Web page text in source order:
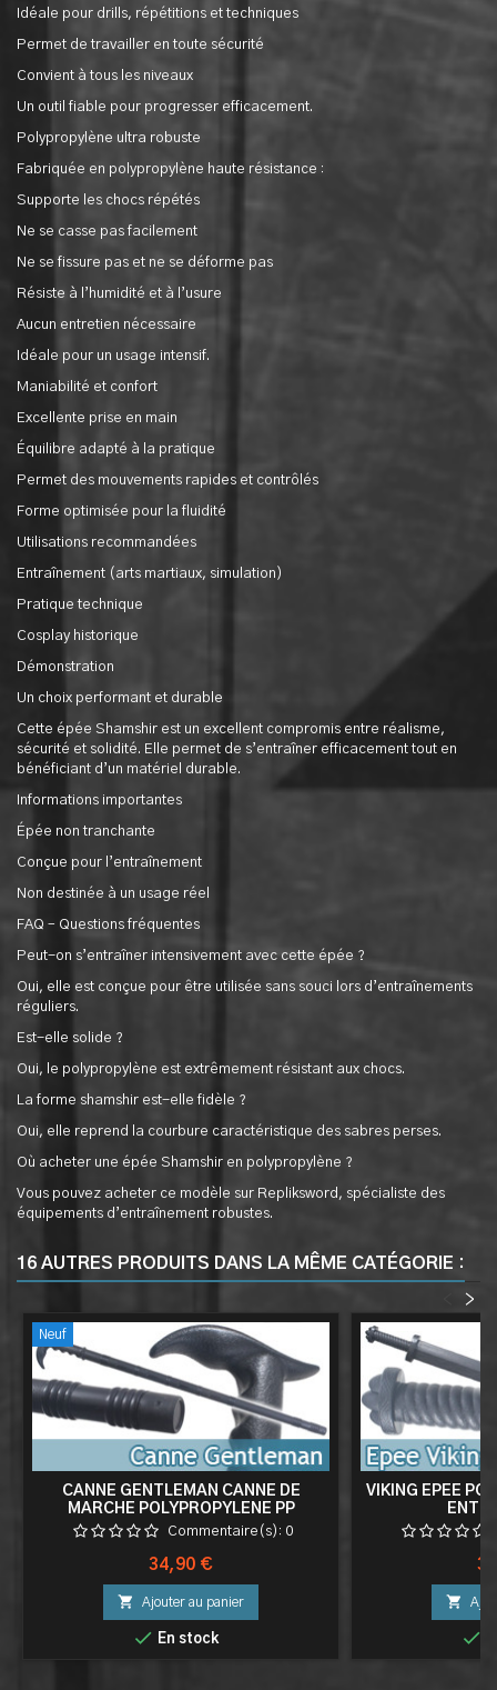
Idéale pour drills, répétitions et techniques
Permet de travailler en toute sécurité
Convient à tous les niveaux
Un outil fiable pour progresser efficacement.
Polypropylène ultra robuste
Fabriquée en polypropylène haute résistance :
Supporte les chocs répétés
Ne se casse pas facilement
Ne se fissure pas et ne se déforme pas
Résiste à l’humidité et à l’usure
Aucun entretien nécessaire
Idéale pour un usage intensif.
Maniabilité et confort
Excellente prise en main
Équilibre adapté à la pratique
Permet des mouvements rapides et contrôlés
Forme optimisée pour la fluidité
Utilisations recommandées
Entraînement (arts martiaux, simulation)
Pratique technique
Cosplay historique
Démonstration
Un choix performant et durable
Cette épée Shamshir est un excellent compromis entre réalisme,
sécurité et solidité. Elle permet de s’entraîner efficacement tout en
bénéficiant d’un matériel durable.
Informations importantes
Épée non tranchante
Conçue pour l’entraînement
Non destinée à un usage réel
FAQ – Questions fréquentes
Peut-on s’entraîner intensivement avec cette épée ?
Oui, elle est conçue pour être utilisée sans souci lors d’entraînements
réguliers.
Est-elle solide ?
Oui, le polypropylène est extrêmement résistant aux chocs.
La forme shamshir est-elle fidèle ?
Oui, elle reprend la courbure caractéristique des sabres perses.
Où acheter une épée Shamshir en polypropylène ?
Vous pouvez acheter ce modèle sur Repliksword, spécialiste des
équipements d’entraînement robustes.
16 AUTRES PRODUITS DANS LA MÊME CATÉGORIE :
>
Neuf
CANNE GENTLEMAN CANNE DE
MARCHE POLYPROPYLENE PP
Commentaire(s): 0
Prix
34,90 €
 Ajouter au panier
 En stock
VIKING EPEE

